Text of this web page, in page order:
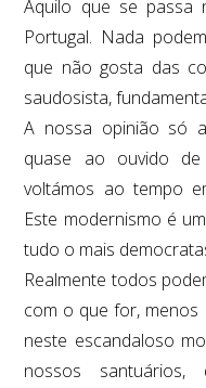
Aquilo que se passa
Portugal. Nada
que não gosta das
saudosista,
A nossa opinião só
quase ao ouvido
voltámos ao tempo
Este modernismo é
tudo o mais
Realmente todos
com o que for, menos
neste escandaloso
nossos